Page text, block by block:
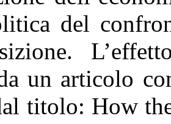
del
un articolo
titolo: How